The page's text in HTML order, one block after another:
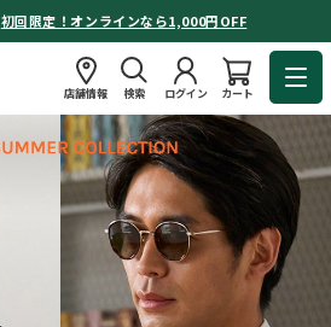
初回限定！オンラインなら1,000円OFF
店舗情報 検索 ログイン カート